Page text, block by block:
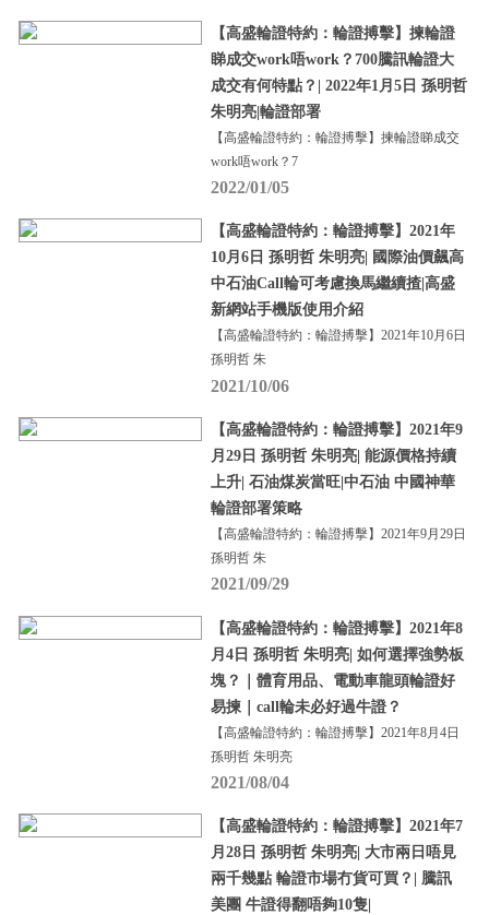
【高盛輪證特約：輪證搏擊】揀輪證
睇成交work唔work？700騰訊輪證大
成交有何特點？| 2022年1月5日 孫明哲
朱明亮|輪證部署
【高盛輪證特約：輪證搏擊】揀輪證睇成交
work唔work？7
2022/01/05
【高盛輪證特約：輪證搏擊】2021年
10月6日 孫明哲 朱明亮| 國際油價飆高
中石油Call輪可考慮換馬繼續揸|高盛
新網站手機版使用介紹
【高盛輪證特約：輪證搏擊】2021年10月6日
孫明哲 朱
2021/10/06
【高盛輪證特約：輪證搏擊】2021年9
月29日 孫明哲 朱明亮| 能源價格持續
上升| 石油煤炭當旺|中石油 中國神華
輪證部署策略
【高盛輪證特約：輪證搏擊】2021年9月29日
孫明哲 朱
2021/09/29
【高盛輪證特約：輪證搏擊】2021年8
月4日 孫明哲 朱明亮| 如何選擇強勢板
塊？｜體育用品、電動車龍頭輪證好
易揀｜call輪未必好過牛證？
【高盛輪證特約：輪證搏擊】2021年8月4日
孫明哲 朱明亮
2021/08/04
【高盛輪證特約：輪證搏擊】2021年7
月28日 孫明哲 朱明亮| 大市兩日唔見
兩千幾點 輪證市場冇貨可買？| 騰訊
美團 牛證得翻唔夠10隻|